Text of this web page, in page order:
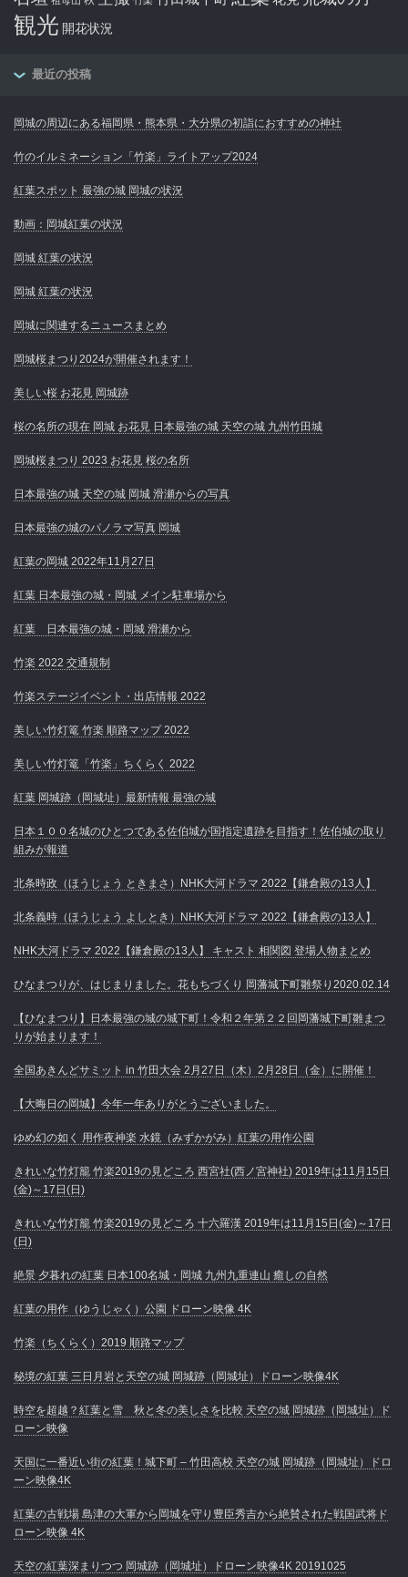
観光 開花状況
最近の投稿
岡城の周辺にある福岡県・熊本県・大分県の初詣におすすめの神社
竹のイルミネーション「竹楽」ライトアップ2024
紅葉スポット 最強の城 岡城の状況
動画：岡城紅葉の状況
岡城 紅葉の状況
岡城 紅葉の状況
岡城に関連するニュースまとめ
岡城桜まつり2024が開催されます！
美しい桜 お花見 岡城跡
桜の名所の現在 岡城 お花見 日本最強の城 天空の城 九州竹田城
岡城桜まつり 2023 お花見 桜の名所
日本最強の城 天空の城 岡城 滑瀬からの写真
日本最強の城のパノラマ写真 岡城
紅葉の岡城 2022年11月27日
紅葉 日本最強の城・岡城 メイン駐車場から
紅葉 日本最強の城・岡城 滑瀬から
竹楽 2022 交通規制
竹楽ステージイベント・出店情報 2022
美しい竹灯篭 竹楽 順路マップ 2022
美しい竹灯篭「竹楽」ちくらく 2022
紅葉 岡城跡（岡城址）最新情報 最強の城
日本１００名城のひとつである佐伯城が国指定遺跡を目指す！佐伯城の取り
組みが報道
北条時政（ほうじょう ときまさ）NHK大河ドラマ 2022【鎌倉殿の13人】
北条義時（ほうじょう よしとき）NHK大河ドラマ 2022【鎌倉殿の13人】
NHK大河ドラマ 2022【鎌倉殿の13人】 キャスト 相関図 登場人物まとめ
ひなまつりが、はじまりました。花もちづくり 岡藩城下町雛祭り2020.02.14
【ひなまつり】日本最強の城の城下町！令和２年第２２回岡藩城下町雛まつ
りが始まります！
全国あきんどサミット in 竹田大会 2月27日（木）2月28日（金）に開催！
【大晦日の岡城】今年一年ありがとうございました。
ゆめ幻の如く 用作夜神楽 水鏡（みずかがみ）紅葉の用作公園
きれいな竹灯籠 竹楽2019の見どころ 西宮社(西ノ宮神社) 2019年は11月15日
(金)～17日(日)
きれいな竹灯籠 竹楽2019の見どころ 十六羅漢 2019年は11月15日(金)～17日
(日)
絶景 夕暮れの紅葉 日本100名城・岡城 九州九重連山 癒しの自然
紅葉の用作（ゆうじゃく）公園 ドローン映像 4K
竹楽（ちくらく）2019 順路マップ
秘境の紅葉 三日月岩と天空の城 岡城跡（岡城址）ドローン映像4K
時空を超越？紅葉と雪 秋と冬の美しさを比較 天空の城 岡城跡（岡城址）ド
ローン映像
天国に一番近い街の紅葉！城下町 – 竹田高校 天空の城 岡城跡（岡城址）ドロ
ーン映像4K
紅葉の古戦場 島津の大軍から岡城を守り豊臣秀吉から絶賛された戦国武将ド
ローン映像 4K
天空の紅葉深まりつつ 岡城跡（岡城址）ドローン映像4K 20191025